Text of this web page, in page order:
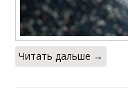
Читать дальше →